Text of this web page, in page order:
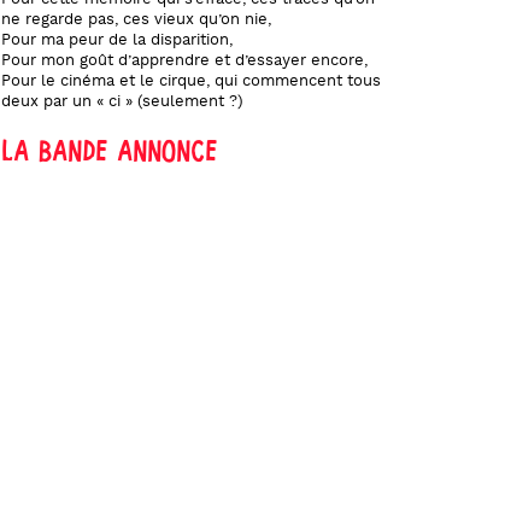
ne regarde pas, ces vieux qu’on nie,
Pour ma peur de la disparition,
Pour mon goût d’apprendre et d’essayer encore,
Pour le cinéma et le cirque, qui commencent tous
deux par un « ci » (seulement ?)
LA BANDE ANNONCE